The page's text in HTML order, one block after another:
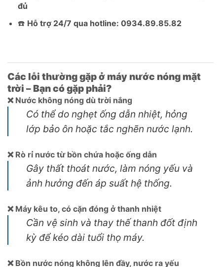
đủ
☎️ Hỗ trợ 24/7 qua hotline: 0934.89.85.82
Các lỗi thường gặp ở máy nước nóng mặt
trời – Bạn có gặp phải?
❌ Nước không nóng dù trời nắng
Có thể do nghẹt ống dẫn nhiệt, hỏng
lớp bảo ôn hoặc tắc nghẽn nước lạnh.
❌ Rò rỉ nước từ bồn chứa hoặc ống dẫn
Gây thất thoát nước, làm nóng yếu và
ảnh hưởng đến áp suất hệ thống.
❌ Máy kêu to, có cặn đóng ở thanh nhiệt
Cần vệ sinh và thay thế thanh đốt định
kỳ để kéo dài tuổi thọ máy.
❌ Bồn nước nóng không lên đầy, nước ra yếu